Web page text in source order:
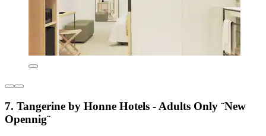
7. Tangerine by Honne Hotels - Adults Only ¨New
Opennig¨